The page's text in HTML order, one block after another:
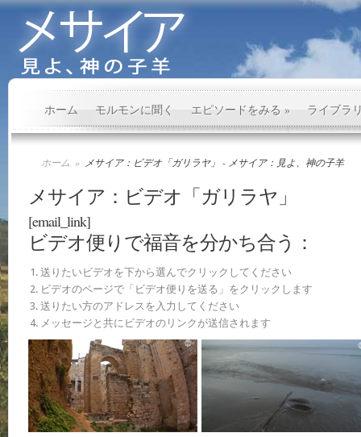
ホーム モルモンに聞く エピソードをみる » ライブラ
ホーム » メサイア：ビデオ「ガリラヤ」 - メサイア：見よ、神の子羊
メサイア：ビデオ「ガリラヤ」
[email_link]
ビデオ便りで福音を分かち合う：
送りたいビデオを下から選んでクリックしてください
ビデオのページで「ビデオ便りを送る」をクリックします
送りたい方のアドレスを入力してください
メッセージと共にビデオのリンクが送信されます